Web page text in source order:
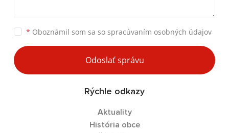
* Oboznámil som sa so spracúvaním osobných údajov
Odoslať správu
Rýchle odkazy
Aktuality
História obce